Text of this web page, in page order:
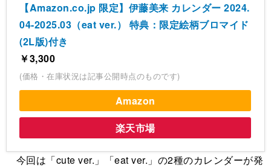
【Amazon.co.jp 限定】伊藤美来 カレンダー 2024.
04-2025.03（eat ver.） 特典：限定絵柄ブロマイド
(2L版)付き
￥3,300
(価格・在庫状況は記事公開時点のものです)
Amazon
楽天市場
今回は「cute ver.」「eat ver.」の2種のカレンダーが発